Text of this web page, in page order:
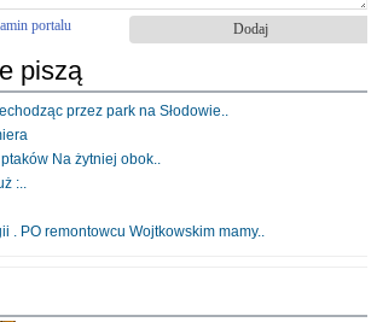
portalu
piszą
przez park na Słodowie..
Na żytniej obok..
:..
. PO remontowcu Wojtkowskim mamy..